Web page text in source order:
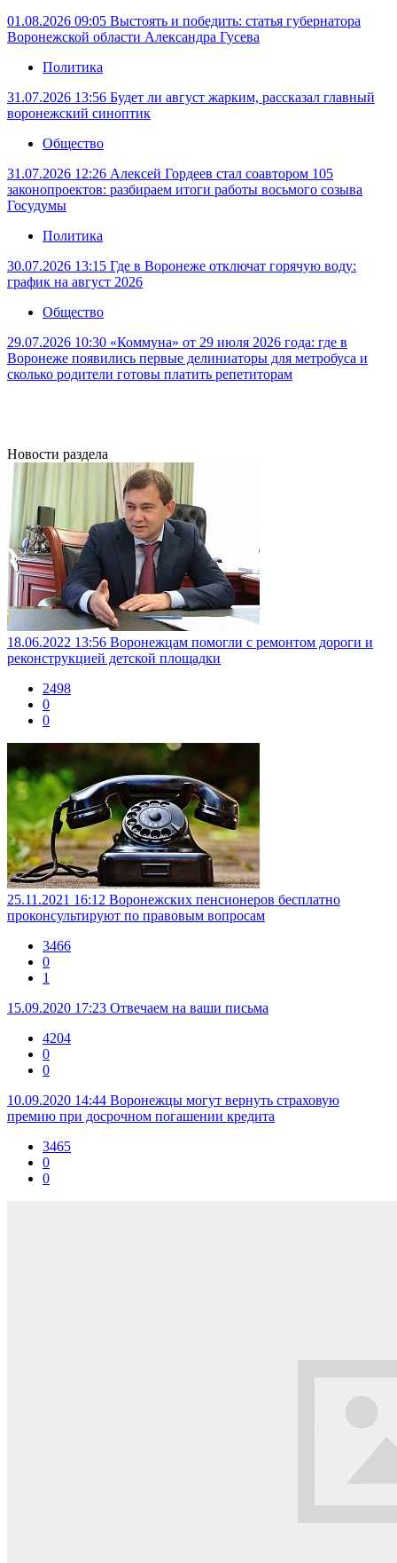
01.08.2026 09:05 Выстоять и победить: статья губернатора
Воронежской области Александра Гусева
Политика
31.07.2026 13:56 Будет ли август жарким, рассказал главный
воронежский синоптик
Общество
31.07.2026 12:26 Алексей Гордеев стал соавтором 105
законопроектов: разбираем итоги работы восьмого созыва
Госудумы
Политика
30.07.2026 13:15 Где в Воронеже отключат горячую воду:
график на август 2026
Общество
29.07.2026 10:30 «Коммуна» от 29 июля 2026 года: где в
Воронеже появились первые делиниаторы для метробуса и
сколько родители готовы платить репетиторам
Новости раздела
18.06.2022 13:56 Воронежцам помогли с ремонтом дороги и
реконструкцией детской площадки
2498
0
0
25.11.2021 16:12 Воронежских пенсионеров бесплатно
проконсультируют по правовым вопросам
3466
0
1
15.09.2020 17:23 Отвечаем на ваши письма
4204
0
0
10.09.2020 14:44 Воронежцы могут вернуть страховую
премию при досрочном погашении кредита
3465
0
0